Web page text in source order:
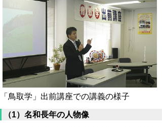
「鳥取学」出前講座での講義の様子
（1）名和長年の人物像